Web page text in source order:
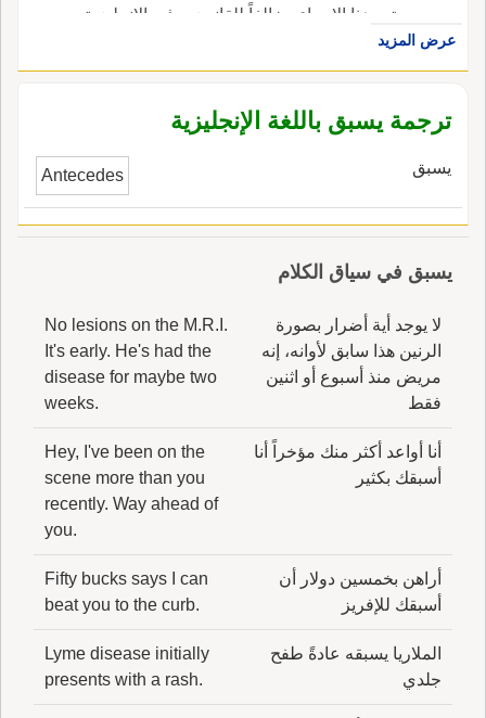
ويعتبر هذا الإجراء مخالفاً للقانون. ، في الإنجليزية،
هي running ahead.
عرض المزيد
ترجمة يسبق باللغة الإنجليزية
يسبق Antecedes
يسبق في سياق الكلام
لا يوجد أية أضرار بصورة
الرنين هذا سابق لأوانه، إنه
مريض منذ أسبوع أو اثنين
فقط
No lesions on the M.R.I.
It's early. He's had the
disease for maybe two
weeks.
أنا أواعد أكثر منك مؤخراً أنا
أسبقك بكثير
Hey, I've been on the
scene more than you
recently. Way ahead of
you.
أراهن بخمسين دولار أن
أسبقك للإفريز
Fifty bucks says I can
beat you to the curb.
الملاريا يسبقه عادةً طفح
جلدي
Lyme disease initially
presents with a rash.